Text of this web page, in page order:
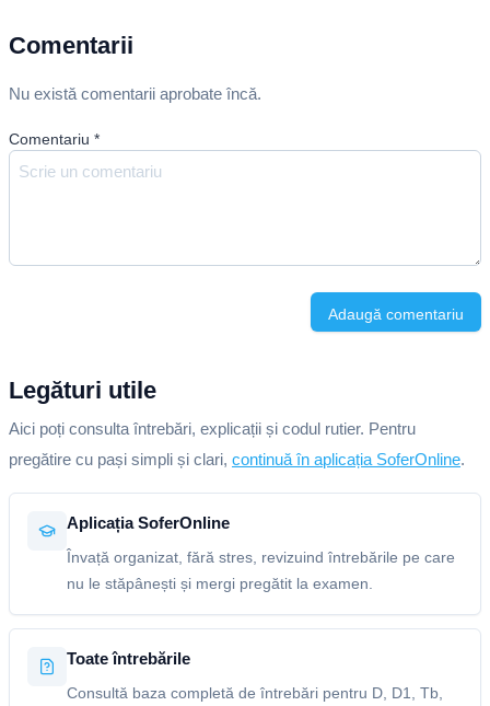
Comentarii
Nu există comentarii aprobate încă.
Comentariu *
Adaugă comentariu
Legături utile
Aici poți consulta întrebări, explicații și codul rutier. Pentru
pregătire cu pași simpli și clari, continuă în aplicația SoferOnline.
Aplicația SoferOnline
Învață organizat, fără stres, revizuind întrebările pe care
nu le stăpânești și mergi pregătit la examen.
Toate întrebările
Consultă baza completă de întrebări pentru D, D1, Tb,